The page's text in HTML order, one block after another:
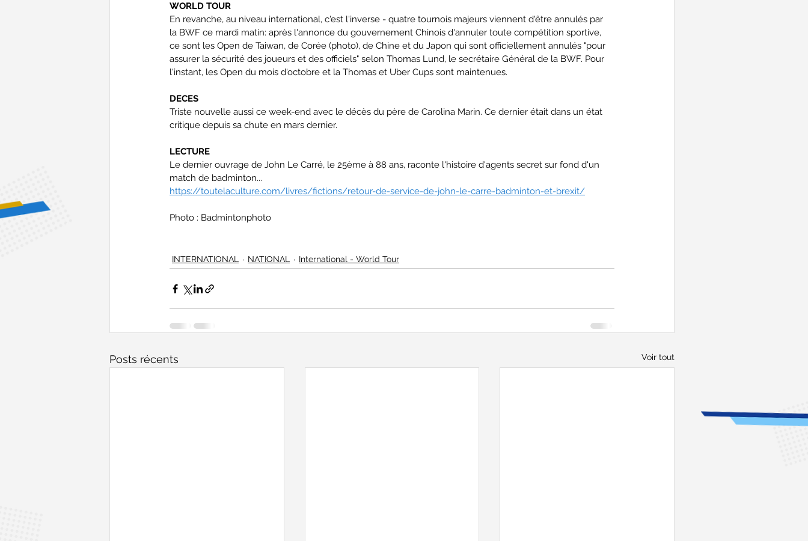
WORLD TOUR
En revanche, au niveau international, c'est l'inverse - quatre tournois majeurs viennent d'être annulés par
la BWF ce mardi matin: après l'annonce du gouvernement Chinois d'annuler toute compétition sportive,
ce sont les Open de Taiwan, de Corée (photo), de Chine et du Japon qui sont officiellement annulés "pour
assurer la sécurité des joueurs et des officiels" selon Thomas Lund, le secrétaire Général de la BWF. Pour
l'instant, les Open du mois d'octobre et la Thomas et Uber Cups sont maintenues.
DECES
Triste nouvelle aussi ce week-end avec le décès du père de Carolina Marin. Ce dernier était dans un état
critique depuis sa chute en mars dernier.
LECTURE
Le dernier ouvrage de John Le Carré, le 25ème à 88 ans, raconte l'histoire d'agents secret sur fond d'un
match de badminton...
https://toutelaculture.com/livres/fictions/retour-de-service-de-john-le-carre-badminton-et-brexit/
Photo : Badmintonphoto
INTERNATIONAL NATIONAL International - World Tour
Posts récents Voir tout